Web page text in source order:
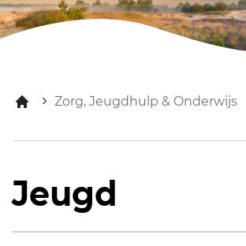
Zorg, Jeugdhulp & Onderwijs
Jeugd